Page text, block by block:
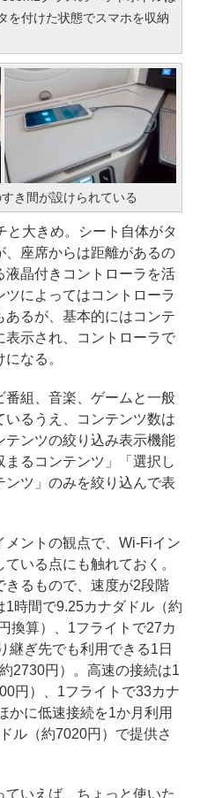
を付けた状態でスマホを収納
き間が設けられている
大きめ。シート自体がタ
、座席からは距離があるの
液晶付きコントローラを活
によってはコントローラ
るが、基本的にはコンテ
表示され、コントローラで
なる。
組、音楽、ゲームと一般
るうえ、コンテンツ数は
ンツの絞り込み表示機能
るコンテンツ」「選択し
ツ」のみを絞り込んで表
ントの観点で、Wi-Fiイン
いる点にも触れておく。
きるもので、速度が2段階
1時間で9.25カナダドル（約
換算）、1フライトで27カ
継ぎ先でも利用できる1日
2730円）。高速の接続は1
円）、1フライトで33カナ
かに低速接続を1か月利用
ル（約7020円）で提供さ
いえば、ちょっと使いた